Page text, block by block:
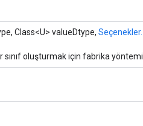
Class<U> valueDtype, Seçenekler...
oluşturmak için fabrika yöntemi.